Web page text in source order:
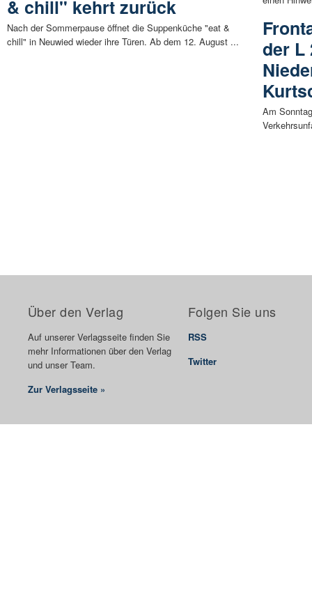
& chill" kehrt zurück
Nach der Sommerpause öffnet die Suppenküche "eat &
chill" in Neuwied wieder ihre Türen. Ab dem 12. August ...
der L
Am
Über den Verlag
Auf unserer Verlagsseite finden Sie
mehr Informationen über den Verlag
und unser Team.
Zur Verlagsseite »
Folgen Sie uns
RSS
Twitter